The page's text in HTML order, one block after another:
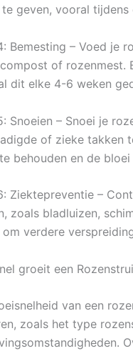
geven, vooral tijdens
Bemesting – Voed je
of rozenmest.
dit elke 4-6 weken
Snoeien – Snoei je
of zieke takken
behouden en de
Ziektepreventie –
zoals bladluizen,
verdere
groeit een
van een
zoals het type